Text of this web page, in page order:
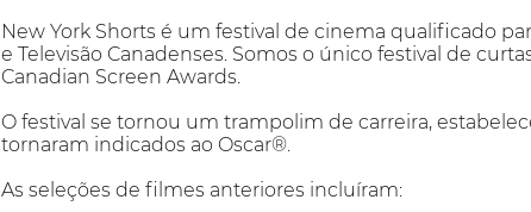
New York Shorts é um festival de cinema qualificado
e Televisão Canadenses. Somos o único festival de
Canadian Screen Awards.
O festival se tornou um trampolim de carreira,
tornaram indicados ao Oscar®.
As seleções de filmes anteriores incluíram: